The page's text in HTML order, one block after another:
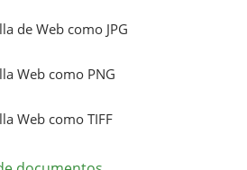
de Web como JPG
Web como PNG
Web como TIFF